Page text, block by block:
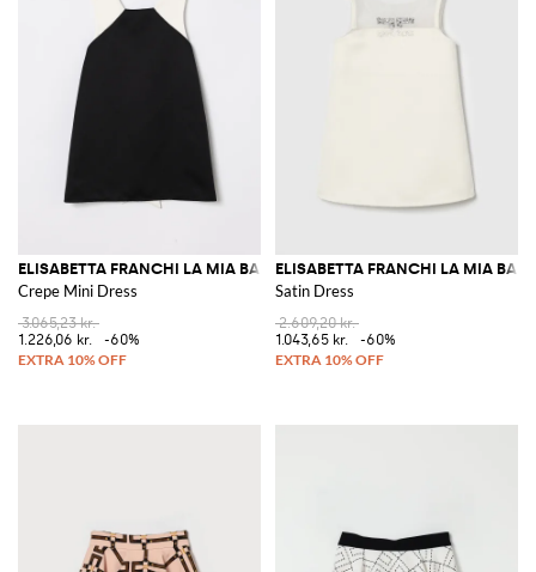
ELISABETTA FRANCHI LA MIA BAMBINA
Crepe Mini Dress
3.065,23 kr.
1.226,06 kr.
-60%
ELISABETTA FRANCHI LA MIA
Satin Dress
2.609,20 kr.
1.043,65 kr.
-60%